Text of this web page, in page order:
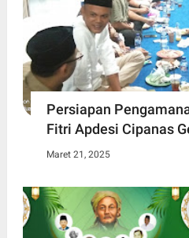
Persiapan
Fitri Apdesi Cipanas
Maret 21, 2025